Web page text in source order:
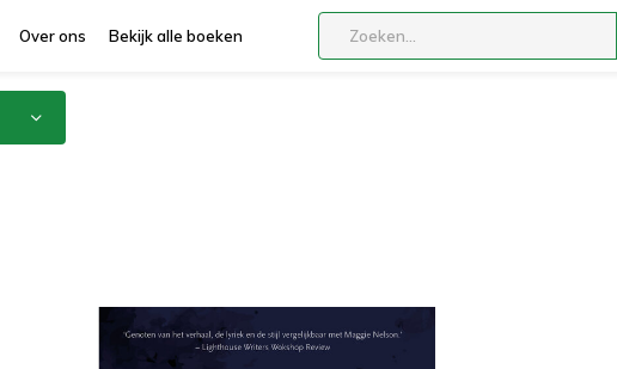
Over ons Bekijk alle boeken